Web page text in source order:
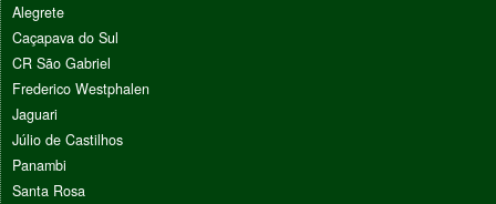
Alegrete
Caçapava do Sul
CR São Gabriel
Frederico Westphalen
Jaguari
Júlio de Castilhos
Panambi
Santa Rosa